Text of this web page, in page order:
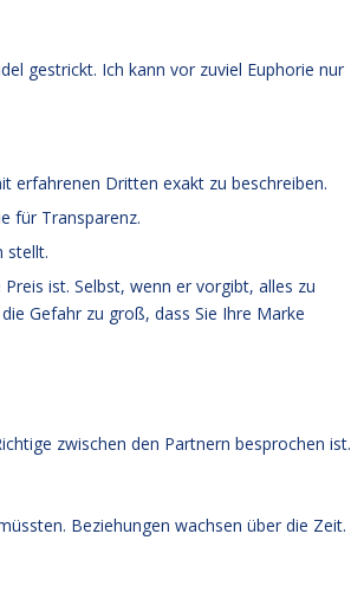
gestrickt. Ich kann vor zuviel Euphorie nur
erfahrenen Dritten exakt zu beschreiben.
für Transparenz.
stellt.
ist. Selbst, wenn er vorgibt, alles zu
Gefahr zu groß, dass Sie Ihre Marke
zwischen den Partnern besprochen ist.
Beziehungen wachsen über die Zeit.